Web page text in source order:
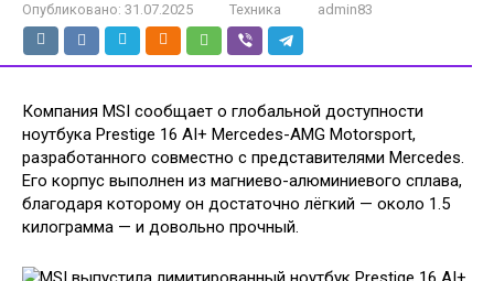
Опубликовано: 31.07.2025 Техника admin83
Компания MSI сообщает о глобальной доступности
ноутбука Prestige 16 AI+ Mercedes-AMG Motorsport,
разработанного совместно с представителями Mercedes.
Его корпус выполнен из магниево-алюминиевого сплава,
благодаря которому он достаточно лёгкий — около 1.5
килограмма — и довольно прочный.